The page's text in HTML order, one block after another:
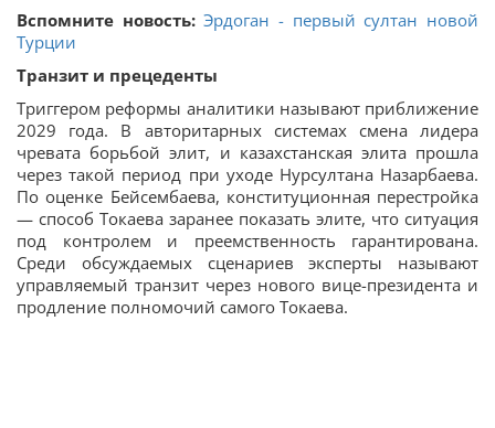
Вспомните новость:Эрдоган - первый султан новой
Турции
Транзит и прецеденты
Триггером реформы аналитики называют приближение
2029 года. В авторитарных системах смена лидера
чревата борьбой элит, и казахстанская элита прошла
через такой период при уходе Нурсултана Назарбаева.
По оценке Бейсембаева, конституционная перестройка
— способ Токаева заранее показать элите, что ситуация
под контролем и преемственность гарантирована.
Среди обсуждаемых сценариев эксперты называют
управляемый транзит через нового вице-президента и
продление полномочий самого Токаева.